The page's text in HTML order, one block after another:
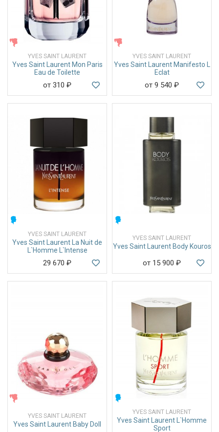
ЖЕНСКИЕ
YVES SAINT LAURENT
Yves Saint Laurent Mon Paris
Eau de Toilette
от 310 ₽
YVES SAINT LAURENT
Yves Saint Laurent Manifesto L
Eclat
от 9 540 ₽
YVES SAINT LAURENT
Yves Saint Laurent La Nuit de
L`Homme L`Intense
29 670 ₽
YVES SAINT LAURENT
Yves Saint Laurent Body Kouros
от 15 900 ₽
YVES SAINT LAURENT
Yves Saint Laurent Baby Doll
YVES SAINT LAURENT
Yves Saint Laurent L`Homme
Sport